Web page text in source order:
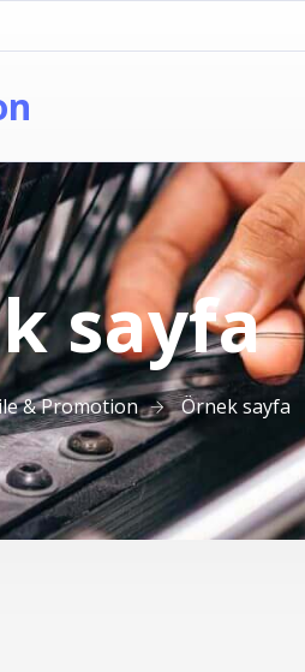
sayfa
& Promotion Örnek sayfa